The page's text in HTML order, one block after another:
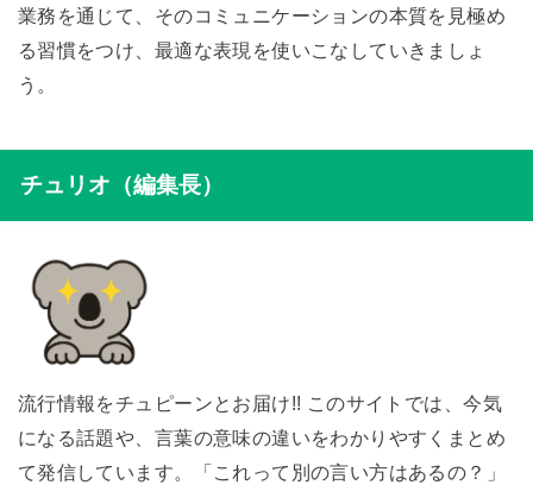
業務を通じて、そのコミュニケーションの本質を見極め
る習慣をつけ、最適な表現を使いこなしていきましょ
う。
チュリオ（編集長）
流行情報をチュピーンとお届け!! このサイトでは、今気
になる話題や、言葉の意味の違いをわかりやすくまとめ
て発信しています。「これって別の言い方はあるの？」